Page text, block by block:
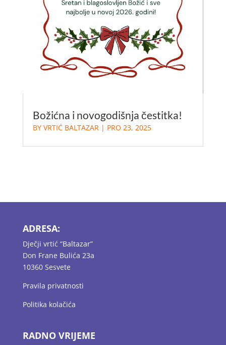
Božićna i novogodišnja čestitka!
BY VRTIĆ BALTAZAR| PRO 23, 2025
ADRESA:
Dječji vrtić “Baltazar”
Don Frane Bulića 23a
10360 Sesvete
Pravila privatnosti
Politika kolačića
RADNO VRIJEME